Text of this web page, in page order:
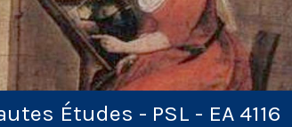
Études - PSL - EA 4116